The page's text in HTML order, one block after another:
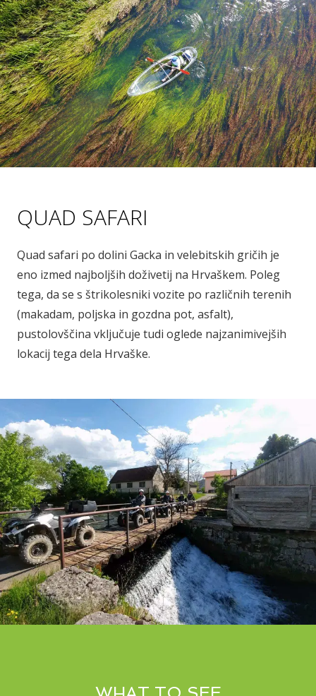
QUAD SAFARI
Quad safari po dolini Gacka in velebitskih gričih je
eno izmed najboljših doživetij na Hrvaškem. Poleg
tega, da se s štrikolesniki vozite po različnih terenih
(makadam, poljska in gozdna pot, asfalt),
pustolovščina vključuje tudi oglede najzanimivejših
lokacij tega dela Hrvaške.